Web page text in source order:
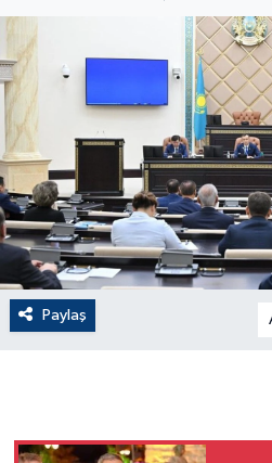
Paylaş
Dünya
EKONOMİ
English News
Finans
GENEL